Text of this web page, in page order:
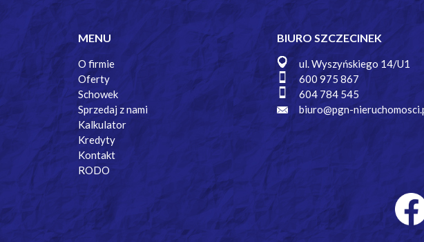
MENU
O firmie
Oferty
Schowek
Sprzedaj z nami
Kalkulator
Kredyty
Kontakt
RODO
BIURO SZCZECINEK
ul. Wyszyńskiego 14/U1
600 975 867
604 784 545
biuro@pgn-